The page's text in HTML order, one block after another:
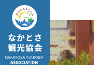
Skip
content